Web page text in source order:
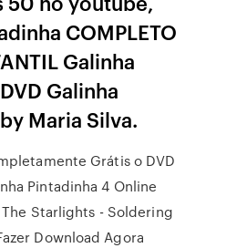
COMPLETO
Galinha
Galinha
Maria Silva.
Grátis o DVD
Pintadinha 4 Online
Starlights - Soldering
Download Agora